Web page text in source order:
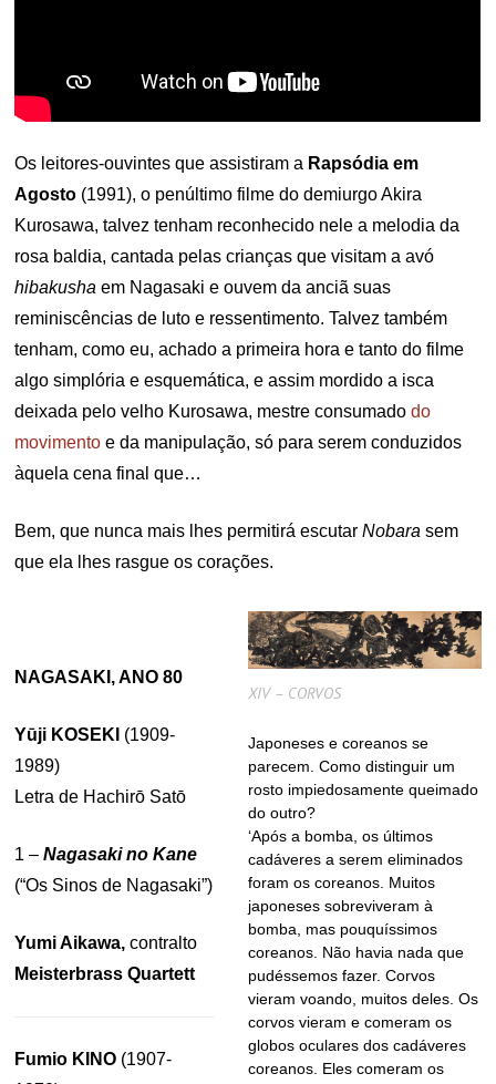
Os leitores-ouvintes que assistiram a Rapsódia em
Agosto (1991), o penúltimo filme do demiurgo Akira
Kurosawa, talvez tenham reconhecido nele a melodia da
rosa baldia, cantada pelas crianças que visitam a avó
hibakushaem Nagasaki e ouvem da anciã suas
reminiscências de luto e ressentimento. Talvez também
tenham, como eu, achado a primeira hora e tanto do filme
algo simplória e esquemática, e assim mordido a isca
deixada pelo velho Kurosawa, mestre consumadodo
movimento e da manipulação, só para serem conduzidos
àquela cena final que…
Bem, que nunca mais lhes permitirá escutarNobara sem
que ela lhes rasgue os corações.
XIV – CORVOS
Japoneses e coreanos se
parecem. Como distinguir um
rosto impiedosamente queimado
do outro?
‘Após a bomba, os últimos
cadáveres a serem eliminados
foram os coreanos. Muitos
japoneses sobreviveram à
bomba, mas pouquíssimos
coreanos. Não havia nada que
pudéssemos fazer. Corvos
vieram voando, muitos deles. Os
corvos vieram e comeram os
globos oculares dos cadáveres
coreanos. Eles comeram os
NAGASAKI, ANO 80
Yūji KOSEKI (1909-
1989)
Letra de Hachirō Satō
1 –Nagasaki no Kane
(“Os Sinos de Nagasaki”)
Yumi Aikawa, contralto
Meisterbrass Quartett
Fumio KINO (1907-